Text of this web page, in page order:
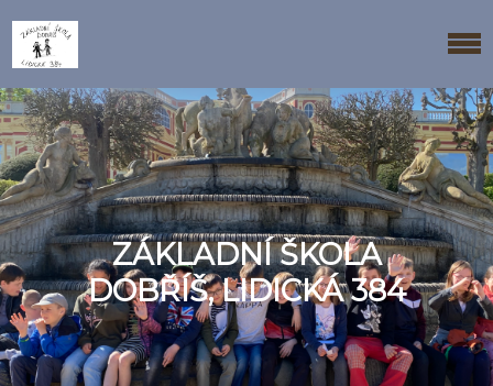
ZÁKLADNÍ ŠKOLA
DOBŘÍŠ, LIDICKÁ 384